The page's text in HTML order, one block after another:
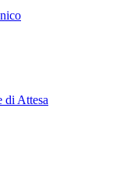
di Attesa